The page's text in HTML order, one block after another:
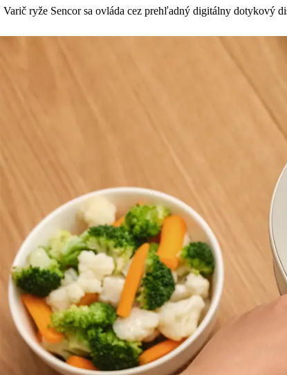
Varič ryže Sencor sa ovláda cez prehľadný digitálny dotykový